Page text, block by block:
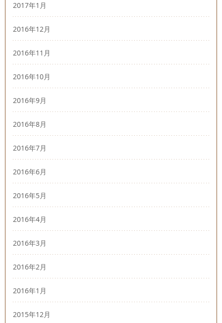
2017年1月
2016年12月
2016年11月
2016年10月
2016年9月
2016年8月
2016年7月
2016年6月
2016年5月
2016年4月
2016年3月
2016年2月
2016年1月
2015年12月